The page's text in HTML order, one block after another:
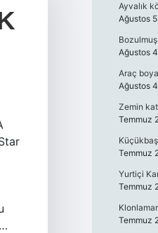
Ayvalık
Ağustos
Bozulmuş
Ağustos
Araç
Ağustos
Zemin
Temmuz
Temmuz
Yurtiçi
Temmuz
Temmuz